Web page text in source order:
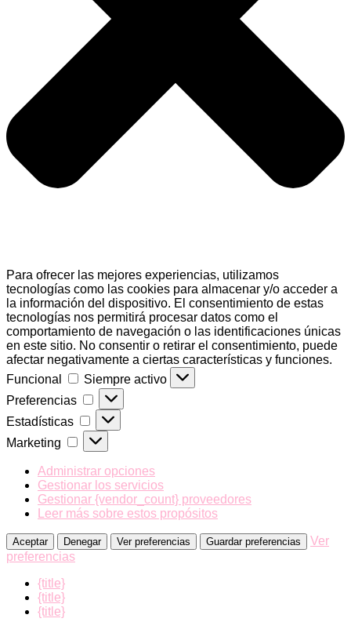
Para ofrecer las mejores experiencias, utilizamos
tecnologías como las cookies para almacenar y/o acceder a
la información del dispositivo. El consentimiento de estas
tecnologías nos permitirá procesar datos como el
comportamiento de navegación o las identificaciones únicas
en este sitio. No consentir o retirar el consentimiento, puede
afectar negativamente a ciertas características y funciones.
Funcional
Funcional
Siempre activo
Preferencias
Preferencias
Estadísticas Estadísticas
Marketing Marketing
Administrar opciones
Gestionar los servicios
Gestionar {vendor_count} proveedores
Leer más sobre estos propósitos
Aceptar Denegar Ver preferencias Guardar preferencias
Ver
preferencias
{title}
{title}
{title}